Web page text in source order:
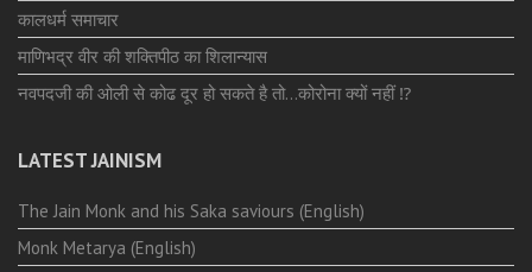
कालधर्म समाचार
माणिभद्र वीर की शक्तिपीठ का शिलान्यास
नवपदजी की ओली से कोढ दूर हो सकते है तो…कोरोना क्यों नहीं ⁉️
LATEST JAINISM
The Jain Monk and his Saka saviours (English)
Monk Metarya (English)